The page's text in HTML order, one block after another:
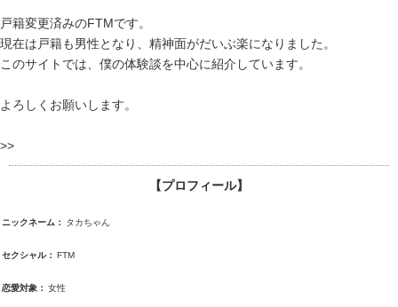
戸籍変更済みのFTMです。
現在は戸籍も男性となり、精神面がだいぶ楽になりました。
このサイトでは、僕の体験談を中心に紹介しています。
よろしくお願いします。
>>
【プロフィール】
ニックネーム： タカちゃん
セクシャル： FTM
恋愛対象： 女性